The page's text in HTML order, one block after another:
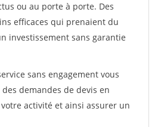
ou au porte à porte. Des
efficaces qui prenaient du
investissement sans garantie
sans engagement vous
demandes de devis en
activité et ainsi assurer un